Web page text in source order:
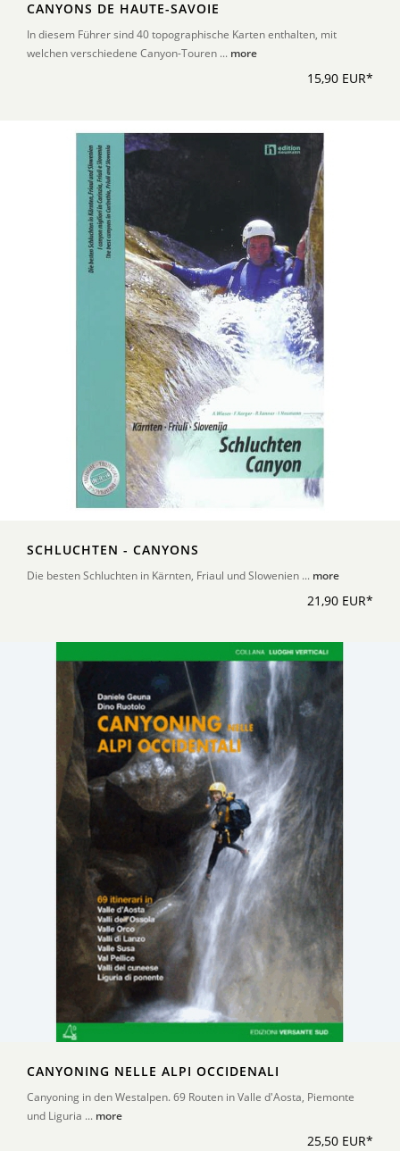
CANYONS DE HAUTE-SAVOIE
In diesem Führer sind 40 topographische Karten enthalten, mit
welchen verschiedene Canyon-Touren ... more
15,90 EUR*
SCHLUCHTEN - CANYONS
Die besten Schluchten in Kärnten, Friaul und Slowenien ... more
21,90 EUR*
CANYONING NELLE ALPI OCCIDENALI
Canyoning in den Westalpen. 69 Routen in Valle d'Aosta, Piemonte
und Liguria ... more
25,50 EUR*